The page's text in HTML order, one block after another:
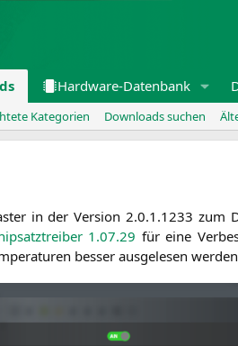
Hardware-Datenbank
Kategorien Downloads suchen
in der Ver­si­on 2.0.1.1233 zum
1.07.29 für eine
bes­ser aus­ge­le­sen